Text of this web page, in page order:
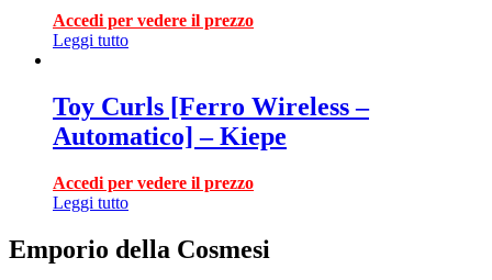
Accedi per vedere il prezzo
Leggi tutto
Toy Curls [Ferro Wireless –
Automatico] – Kiepe
Accedi per vedere il prezzo
Leggi tutto
Emporio della Cosmesi